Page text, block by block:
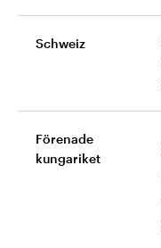
Schweiz
Förenade
kungariket